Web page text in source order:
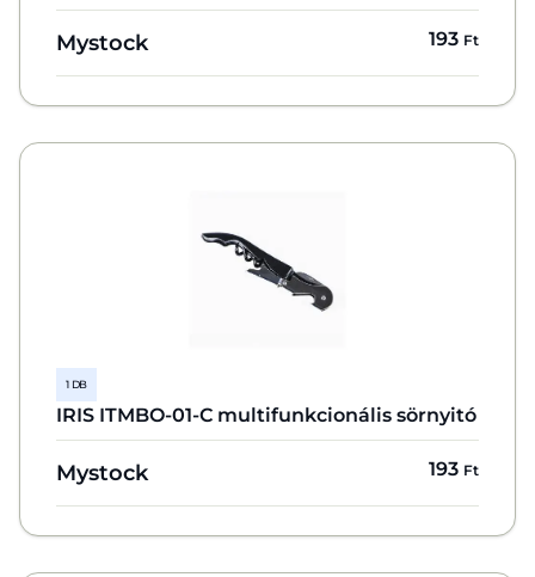
Mystock 193 Ft
1 DB
IRIS ITMBO-01-C multifunkcionális sörnyitó
Mystock 193 Ft